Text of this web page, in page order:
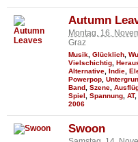
Autumn
Montag, 16.
Graz
Musik Glücklich
Vielschichtig
Alternative Indie
Powerpop
Band Szene
Spiel
Spannung AT,
2006
Swoon